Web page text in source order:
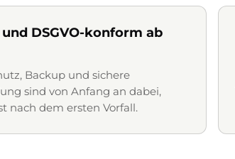
DSGVO-konform ab
Backup und sichere
sind von Anfang an dabei,
nach dem ersten Vorfall.